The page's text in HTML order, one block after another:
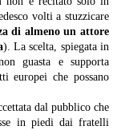
volti a stuzzicare
di almeno un attore
). La scelta, spiegata in
guasta e supporta
europei che possano
dal pubblico che
in piedi dai fratelli